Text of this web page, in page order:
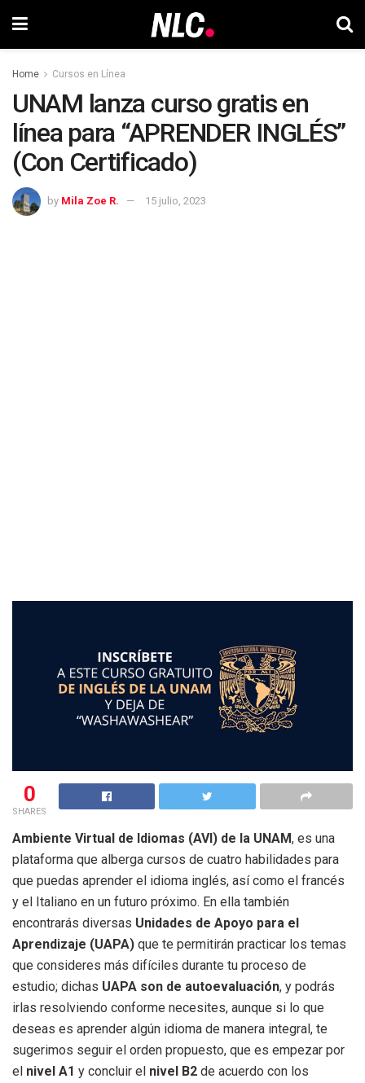
Home Cursos en Línea
UNAM lanza curso gratis en
línea para “APRENDER INGLÉS”
(Con Certificado)
by Mila Zoe R. 15 julio, 2023
0
SHARES
Ambiente Virtual de Idiomas (AVI) de la UNAM, es una
plataforma que alberga cursos de cuatro habilidades para
que puedas aprender el idioma inglés, así como el francés
y el Italiano en un futuro próximo. En ella también
encontrarás diversas Unidades de Apoyo para el
Aprendizaje (UAPA) que te permitirán practicar los temas
que consideres más difíciles durante tu proceso de
estudio; dichas UAPA son de autoevaluación, y podrás
irlas resolviendo conforme necesites, aunque si lo que
deseas es aprender algún idioma de manera integral, te
sugerimos seguir el orden propuesto, que es empezar por
el nivel A1 y concluir el nivel B2 de acuerdo con los